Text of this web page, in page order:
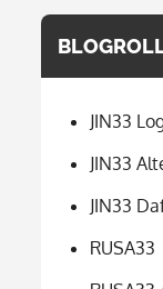
JIN33
JIN33
JIN33
RUSA33